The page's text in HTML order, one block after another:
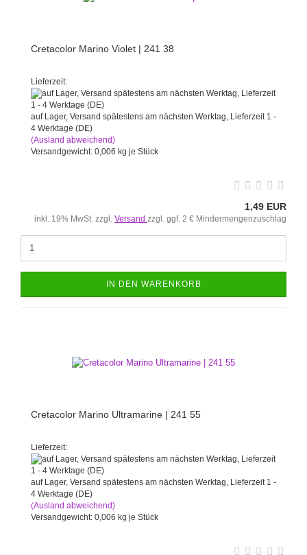
Cretacolor Marino Violet | 241 38
Lieferzeit:
auf Lager, Versand spätestens am nächsten Werktag, Lieferzeit 1 -
4 Werktage (DE)
(Ausland abweichend)
Versandgewicht: 0,006 kg je Stück
1,49 EUR
inkl. 19% MwSt. zzgl. Versand zzgl. ggf. 2 € Mindermengenzuschlag
IN DEN WARENKORB
Cretacolor Marino Ultramarine | 241 55
Lieferzeit:
auf Lager, Versand spätestens am nächsten Werktag, Lieferzeit 1 -
4 Werktage (DE)
(Ausland abweichend)
Versandgewicht: 0,006 kg je Stück